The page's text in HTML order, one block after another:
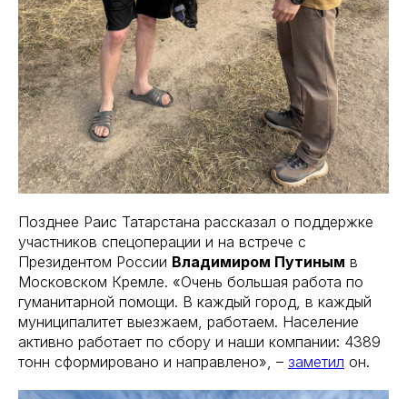
Позднее Раис Татарстана рассказал о поддержке
участников спецоперации и на встрече с
Президентом России Владимиром Путиным в
Московском Кремле. «Очень большая работа по
гуманитарной помощи. В каждый город, в каждый
муниципалитет выезжаем, работаем. Население
активно работает по сбору и наши компании: 4389
тонн сформировано и направлено», – заметил он.